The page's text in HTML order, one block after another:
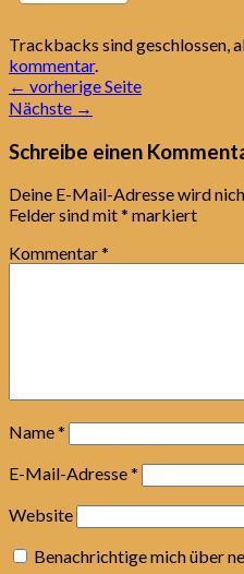
Trackbacks sind geschlossen,
kommentar.
← vorherige Seite
Nächste →
Schreibe einen
Deine E-Mail-Adresse wird
Felder sind mit* markiert
Kommentar*
Name*
E-Mail-Adresse*
Website
Benachrichtige mich über